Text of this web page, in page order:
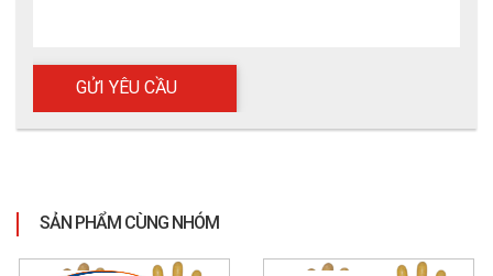
SẢN PHẨM CÙNG NHÓM